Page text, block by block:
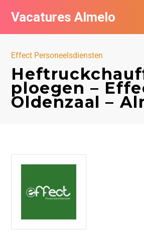
Vacatures Almelo
Effect Personeelsdiensten
ploegen –
Oldenzaal –
Vacatures per bedrijf
Nieuwsbrief feed